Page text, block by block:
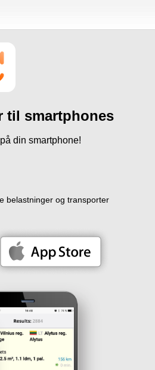
til smartphones
din smartphone!
belastninger og transporter